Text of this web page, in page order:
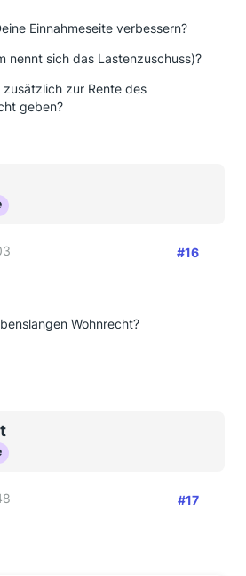
Einnahmeseite verbessern?
nennt sich das Lastenzuschuss)?
zusätzlich zur Rente des
geben?
#16
Wohnrecht?
#17